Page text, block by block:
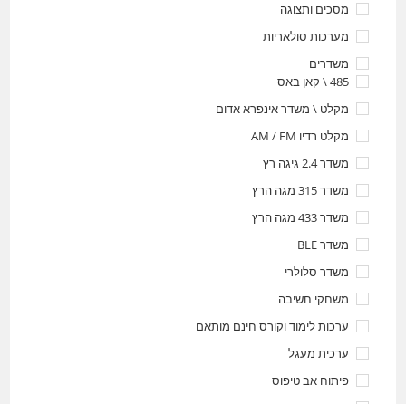
מסכים ותצוגה
מערכות סולאריות
משדרים
485 \ קאן באס
מקלט \ משדר אינפרא אדום
מקלט רדיו AM / FM
משדר 2.4 גיגה רץ
משדר 315 מגה הרץ
משדר 433 מגה הרץ
משדר BLE
משדר סלולרי
משחקי חשיבה
ערכות לימוד וקורס חינם מותאם
ערכית מעגל
פיתוח אב טיפוס